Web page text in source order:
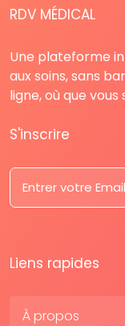
RDV MÉDICAL
Une plateforme
aux soins, sans
ligne, où que vous
S'inscrire
Liens rapides
À propos